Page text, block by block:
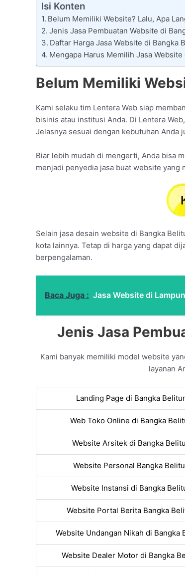
Isi Konten
Belum Memiliki Website? Lalu, Apa
Jenis Jasa Pembuatan Website di
Daftar Harga Jasa Website di Bangka
Mengapa Harus Memilih Jasa
Belum Memiliki
Kami selaku tim Lentera Web siap
bisinis atau institusi Anda. Di Lentera
Jelasnya sesuai dengan kebutuhan Anda
Biar lebih mudah di mengerti, Anda bisa
menjadi penyedia jasa buat website yang
Selain jasa desain website di Bangka
kota lainnya. Tetap di harga yang dapat
berpengalaman.
Baca Juga : Jasa Website di
Jenis Jasa
Kami banyak memiliki model website
layanan
Landing Page di Bangka
Web Toko Online di Bangka
Website Arsitek di Bangka
Website Personal Bangka
Website Instansi di Bangka
Website Portal Berita Bangka
Website Undangan Nikah di Bangka
Website Dealer Motor di Bangka